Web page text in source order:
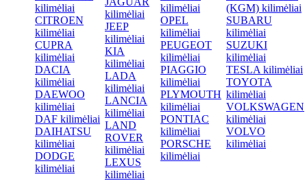
kilimėliai
CITROEN
kilimėliai
CUPRA
kilimėliai
DACIA
kilimėliai
DAEWOO
kilimėliai
DAF kilimėliai
DAIHATSU
kilimėliai
DODGE
kilimėliai
kilimėliai
JEEP
kilimėliai
KIA
kilimėliai
LADA
kilimėliai
LANCIA
kilimėliai
LAND
ROVER
kilimėliai
LEXUS
kilimėliai
kilimėliai
OPEL
kilimėliai
PEUGEOT
kilimėliai
PIAGGIO
kilimėliai
PLYMOUTH
kilimėliai
PONTIAC
kilimėliai
PORSCHE
kilimėliai
(KGM) kilimėliai
SUBARU
kilimėliai
SUZUKI
kilimėliai
TESLA kilimėliai
TOYOTA
kilimėliai
VOLKSWAGEN
kilimėliai
VOLVO
kilimėliai